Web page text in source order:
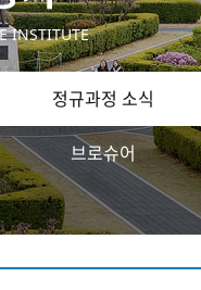
INSTITUTE
정규과정 소식
브로슈어